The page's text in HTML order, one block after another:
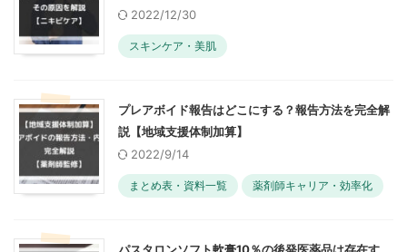
2022/12/30
スキンケア・美肌
プレアボイド報告はどこにする？報告方法を完全解
説【地域支援体制加算】
2022/9/14
まとめ表・資料一覧 薬剤師キャリア・効率化